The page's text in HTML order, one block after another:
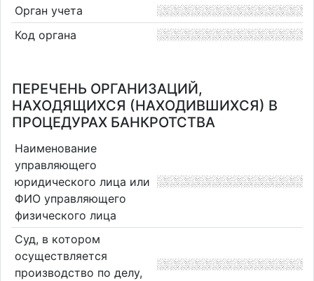
Орган учета
Код органа
ПЕРЕЧЕНЬ ОРГАНИЗАЦИЙ,
НАХОДЯЩИХСЯ (НАХОДИВШИХСЯ) В
ПРОЦЕДУРАХ БАНКРОТСТВА
Наименование
управляющего
юридического лица или
ФИО управляющего
физического лица
Суд, в котором
осуществляется
производство по делу,